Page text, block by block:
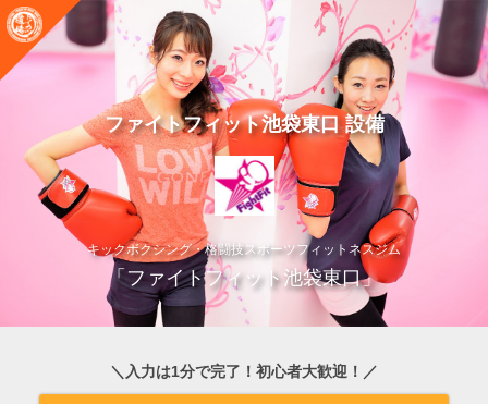
ファイトフィット池袋東口 設備
キックボクシング・格闘技スポーツフィットネスジム
「ファイトフィット池袋東口」
＼入力は1分で完了！初心者大歓迎！／